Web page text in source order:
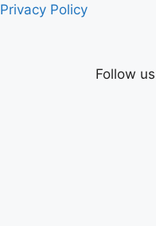
Privacy Policy
Follow